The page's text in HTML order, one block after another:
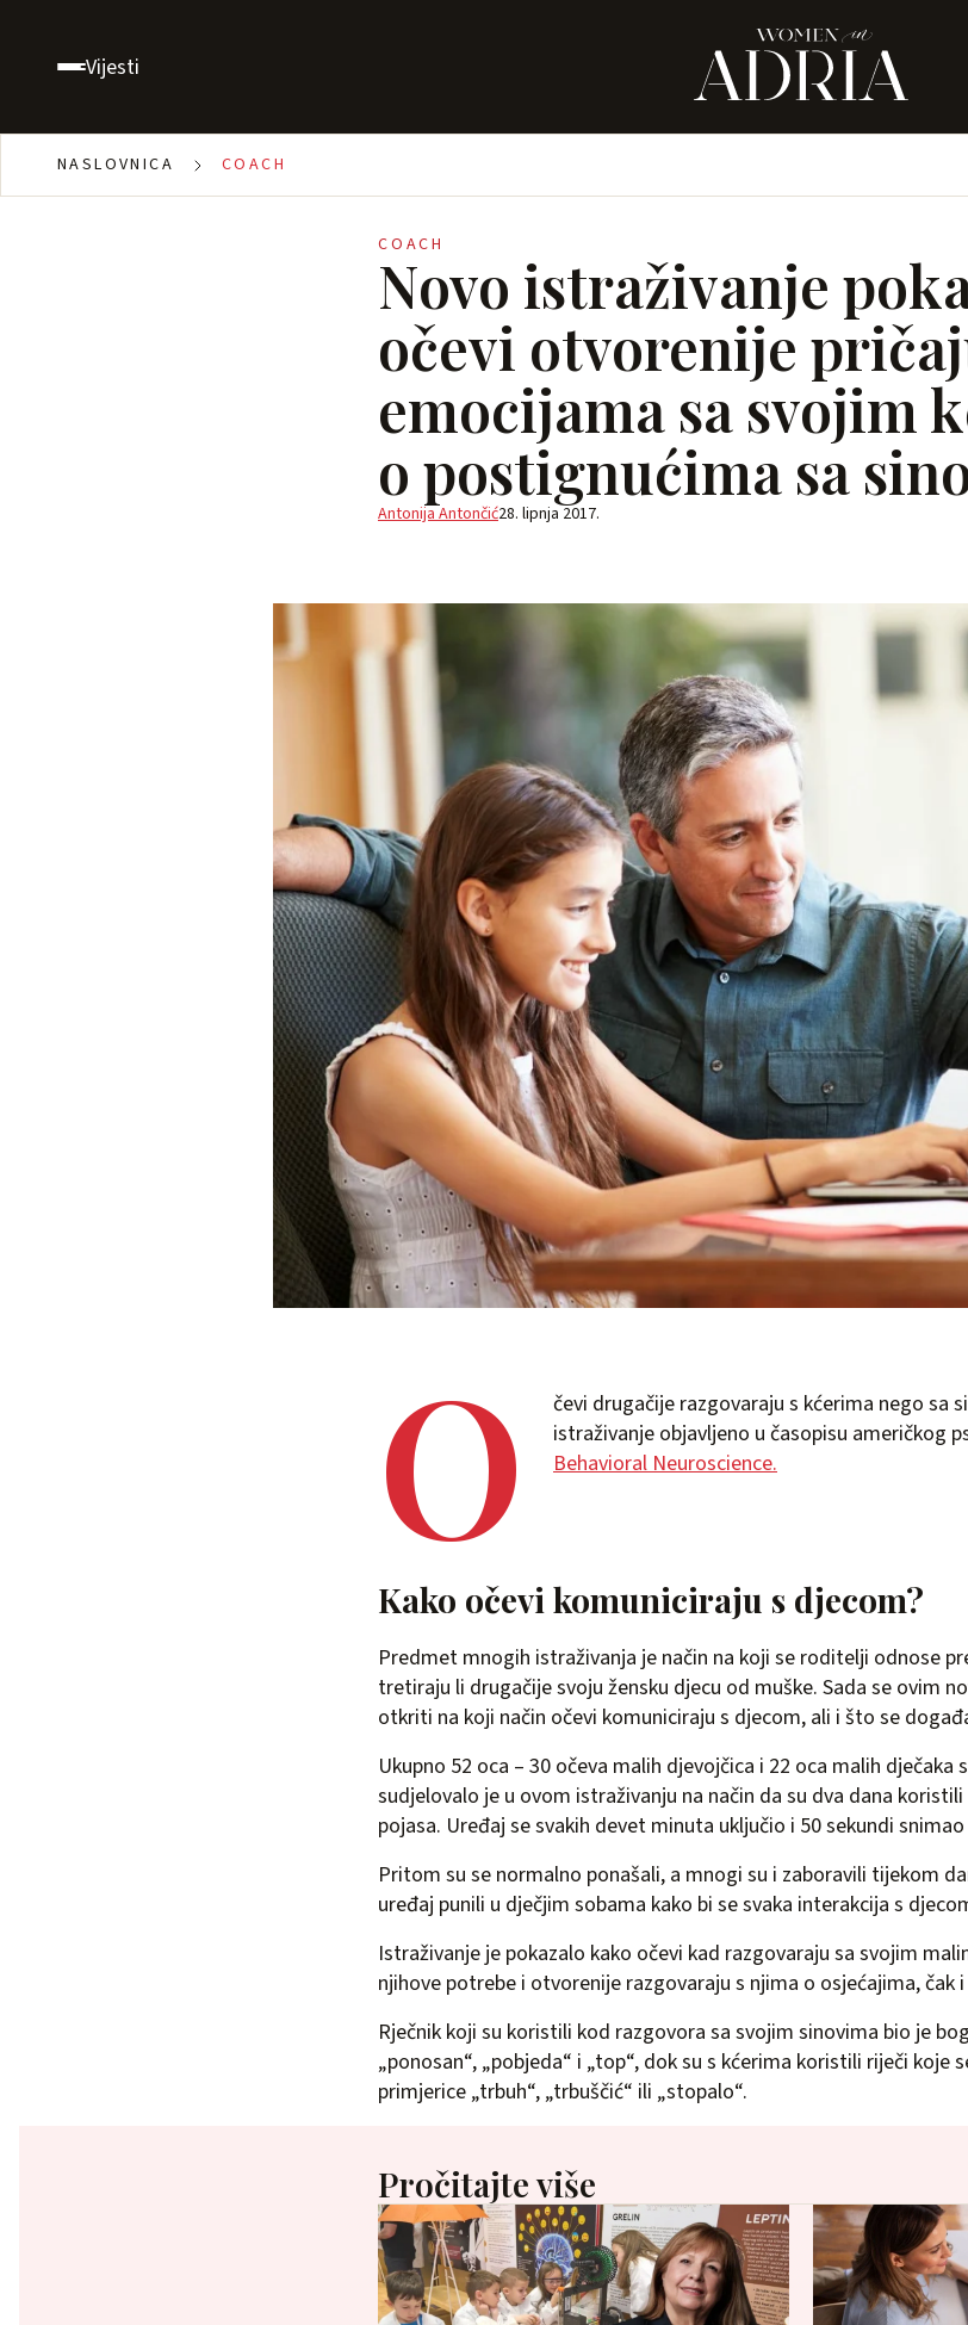
Vijesti
NASLOVNICA COACH
COACH
Novo istraživanje
očevi otvorenije
emocijama sa svojim
o postignućima sa
Antonija Antončić28. lipnja 2017.
O
čevi drugačije razgovaraju s kćerima nego sa
istraživanje objavljeno u časopisu američkog
Behavioral Neuroscience.
Kako očevi komuniciraju s djecom?
Predmet mnogih istraživanja je način na koji se roditelji odnose
tretiraju li drugačije svoju žensku djecu od muške. Sada se ovim
otkriti na koji način očevi komuniciraju s djecom, ali i što se
Ukupno 52 oca – 30 očeva malih djevojčica i 22 oca malih dječaka
sudjelovalo je u ovom istraživanju na način da su dva dana
pojasa. Uređaj se svakih devet minuta uključio i 50 sekundi snimao
Pritom su se normalno ponašali, a mnogi su i zaboravili tijekom
uređaj punili u dječjim sobama kako bi se svaka interakcija s
Istraživanje je pokazalo kako očevi kad razgovaraju sa svojim
njihove potrebe i otvorenije razgovaraju s njima o osjećajima, čak
Rječnik koji su koristili kod razgovora sa svojim sinovima bio je
„ponosan“, „pobjeda“ i „top“, dok su s kćerima koristili riječi koje
primjerice „trbuh“, „trbuščić“ ili „stopalo“.
Pročitajte više